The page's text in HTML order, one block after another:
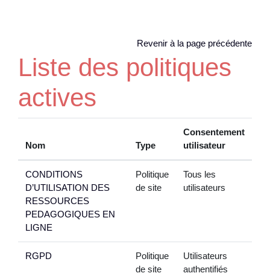
Revenir à la page précédente
Liste des politiques
actives
Nom Type
Consentement
utilisateur
CONDITIONS
D’UTILISATION DES
RESSOURCES
PEDAGOGIQUES EN
LIGNE
Politique
de site
Tous les
utilisateurs
RGPD
Politique
de site
Utilisateurs
authentifiés